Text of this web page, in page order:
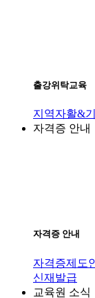
출강위탁교육
지역자활&
자격증 안내
자격증 안내
자격증제도
신재발급
교육원 소식